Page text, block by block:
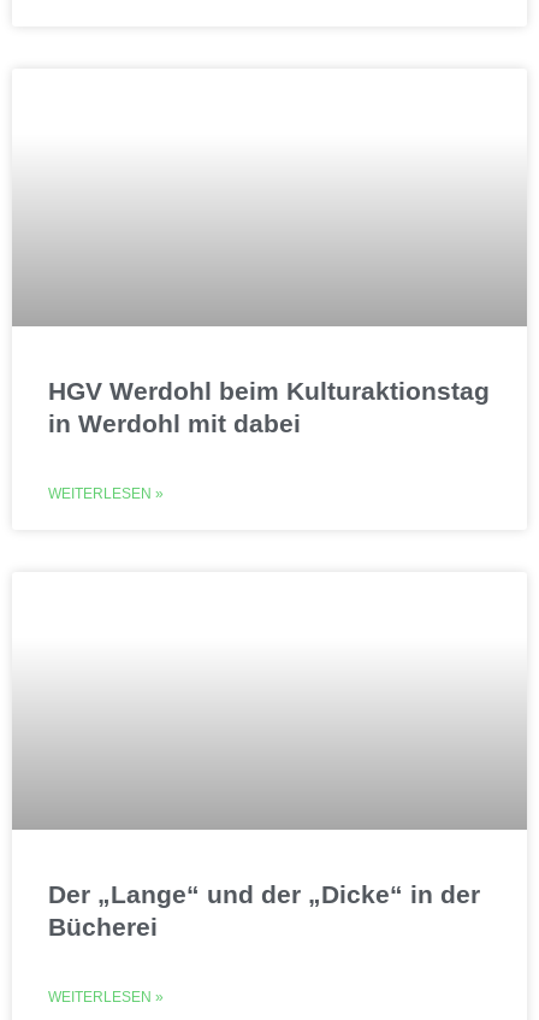
HGV Werdohl beim Kulturaktionstag
in Werdohl mit dabei
WEITERLESEN »
Der „Lange“ und der „Dicke“ in der
Bücherei
WEITERLESEN »